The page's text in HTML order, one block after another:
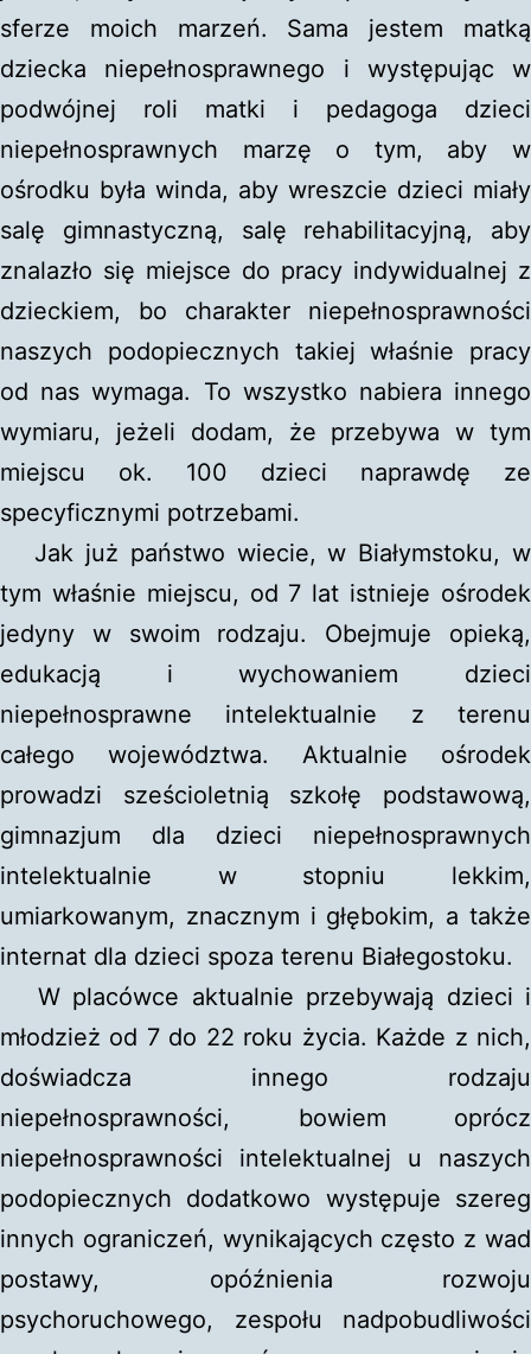
sferze moich marzeń. Sama jestem matką
dziecka niepełnosprawnego i występując w
podwójnej roli matki i pedagoga dzieci
niepełnosprawnych marzę o tym, aby w
ośrodku była winda, aby wreszcie dzieci miały
salę gimnastyczną, salę rehabilitacyjną, aby
znalazło się miejsce do pracy indywidualnej z
dzieckiem, bo charakter niepełnosprawności
naszych podopiecznych takiej właśnie pracy
od nas wymaga. To wszystko nabiera innego
wymiaru, jeżeli dodam, że przebywa w tym
miejscu ok. 100 dzieci naprawdę ze
specyficznymi potrzebami.
Jak już państwo wiecie, w Białymstoku, w
tym właśnie miejscu, od 7 lat istnieje ośrodek
jedyny w swoim rodzaju. Obejmuje opieką,
edukacją i wychowaniem dzieci
niepełnosprawne intelektualnie z terenu
całego województwa. Aktualnie ośrodek
prowadzi sześcioletnią szkołę podstawową,
gimnazjum dla dzieci niepełnosprawnych
intelektualnie w stopniu lekkim,
umiarkowanym, znacznym i głębokim, a także
internat dla dzieci spoza terenu Białegostoku.
W placówce aktualnie przebywają dzieci i
młodzież od 7 do 22 roku życia. Każde z nich,
doświadcza innego rodzaju
niepełnosprawności, bowiem oprócz
niepełnosprawności intelektualnej u naszych
podopiecznych dodatkowo występuje szereg
innych ograniczeń, wynikających często z wad
postawy, opóźnienia rozwoju
psychoruchowego, zespołu nadpobudliwości